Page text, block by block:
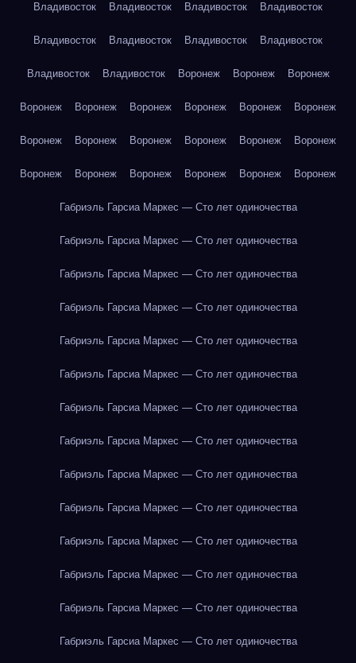
Владивосток Владивосток Владивосток Владивосток
Владивосток Владивосток Владивосток Владивосток
Владивосток Владивосток Воронеж Воронеж Воронеж
Воронеж Воронеж Воронеж Воронеж Воронеж Воронеж
Воронеж Воронеж Воронеж Воронеж Воронеж Воронеж
Воронеж Воронеж Воронеж Воронеж Воронеж Воронеж
Габриэль Гарсиа Маркес — Сто лет одиночества
Габриэль Гарсиа Маркес — Сто лет одиночества
Габриэль Гарсиа Маркес — Сто лет одиночества
Габриэль Гарсиа Маркес — Сто лет одиночества
Габриэль Гарсиа Маркес — Сто лет одиночества
Габриэль Гарсиа Маркес — Сто лет одиночества
Габриэль Гарсиа Маркес — Сто лет одиночества
Габриэль Гарсиа Маркес — Сто лет одиночества
Габриэль Гарсиа Маркес — Сто лет одиночества
Габриэль Гарсиа Маркес — Сто лет одиночества
Габриэль Гарсиа Маркес — Сто лет одиночества
Габриэль Гарсиа Маркес — Сто лет одиночества
Габриэль Гарсиа Маркес — Сто лет одиночества
Габриэль Гарсиа Маркес — Сто лет одиночества